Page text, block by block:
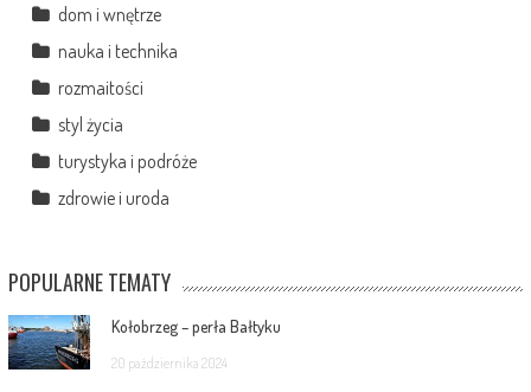
dom i wnętrze
nauka i technika
rozmaitości
styl życia
turystyka i podróże
zdrowie i uroda
POPULARNE TEMATY
Kołobrzeg – perła Bałtyku
20 października 2024